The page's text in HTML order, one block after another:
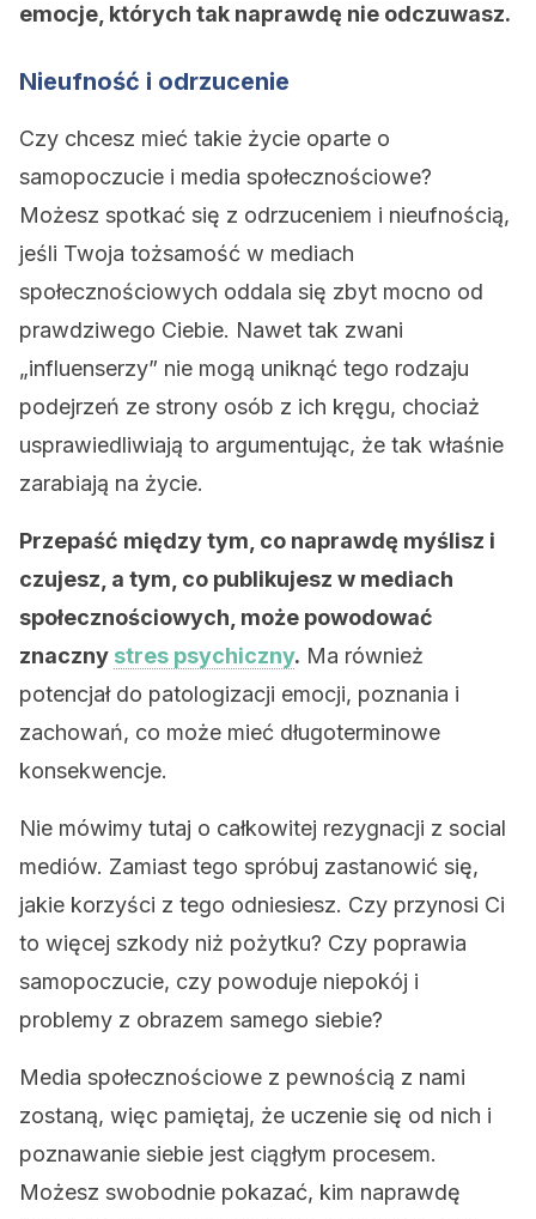
emocje, których tak naprawdę nie odczuwasz.
Nieufność i odrzucenie
Czy chcesz mieć takie życie oparte o
samopoczucie i media społecznościowe?
Możesz spotkać się z odrzuceniem i nieufnością,
jeśli Twoja tożsamość w mediach
społecznościowych oddala się zbyt mocno od
prawdziwego Ciebie. Nawet tak zwani
„influenserzy” nie mogą uniknąć tego rodzaju
podejrzeń ze strony osób z ich kręgu, chociaż
usprawiedliwiają to argumentując, że tak właśnie
zarabiają na życie.
Przepaść między tym, co naprawdę myślisz i
czujesz, a tym, co publikujesz w mediach
społecznościowych, może powodować
znaczny stres psychiczny. Ma również
potencjał do patologizacji emocji, poznania i
zachowań, co może mieć długoterminowe
konsekwencje.
Nie mówimy tutaj o całkowitej rezygnacji z social
mediów. Zamiast tego spróbuj zastanowić się,
jakie korzyści z tego odniesiesz. Czy przynosi Ci
to więcej szkody niż pożytku? Czy poprawia
samopoczucie, czy powoduje niepokój i
problemy z obrazem samego siebie?
Media społecznościowe z pewnością z nami
zostaną, więc pamiętaj, że uczenie się od nich i
poznawanie siebie jest ciągłym procesem.
Możesz swobodnie pokazać, kim naprawdę